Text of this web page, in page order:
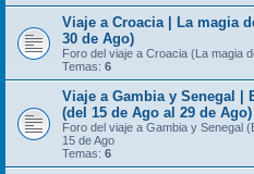
Viaje a Croacia | La magia
30 de Ago)
Foro del viaje a Croacia (La magia
Temas: 6
Viaje a Gambia y Senegal |
(del 15 de Ago al 29 de Ago)
Foro del viaje a Gambia y Senegal
15 de Ago
Temas: 6